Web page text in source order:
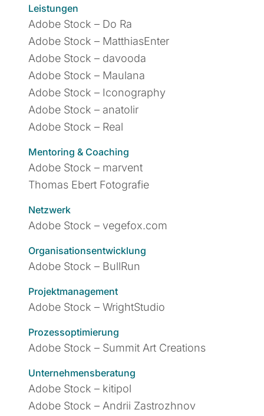
Leistungen
Adobe Stock – Do Ra
Adobe Stock – MatthiasEnter
Adobe Stock – davooda
Adobe Stock – Maulana
Adobe Stock – Iconography
Adobe Stock – anatolir
Adobe Stock – Real
Mentoring & Coaching
Adobe Stock – marvent
Thomas Ebert Fotografie
Netzwerk
Adobe Stock – vegefox.com
Organisationsentwicklung
Adobe Stock – BullRun
Projektmanagement
Adobe Stock – WrightStudio
Prozessoptimierung
Adobe Stock – Summit Art Creations
Unternehmensberatung
Adobe Stock – kitipol
Adobe Stock – Andrii Zastrozhnov